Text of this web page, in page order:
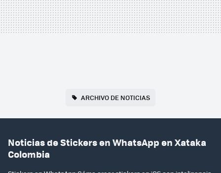
ARCHIVO DE NOTICIAS
Noticias de Stickers en WhatsApp en Xataka
Colombia